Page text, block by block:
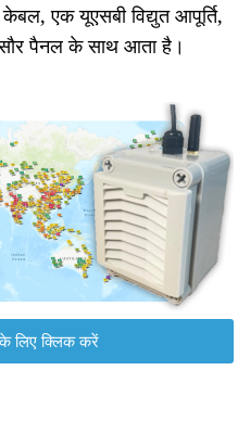
एक यूएसबी विद्युत आपूर्ति,
पैनल के साथ आता है।
लिए क्लिक करें